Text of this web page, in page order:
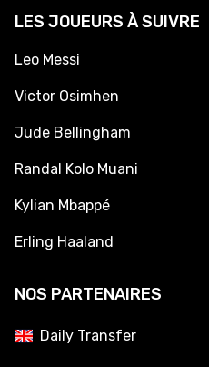
LES JOUEURS À SUIVRE
Leo Messi
Victor Osimhen
Jude Bellingham
Randal Kolo Muani
Kylian Mbappé
Erling Haaland
NOS PARTENAIRES
Daily Transfer